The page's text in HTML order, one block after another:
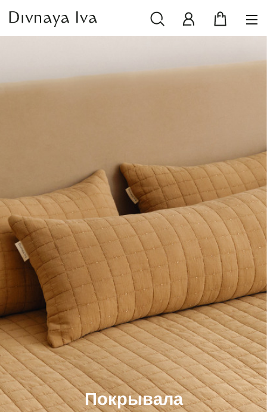
Покрывала
СМОТРЕТЬ ВСЕ
ДЕКОР ДЛЯ ДОМА
МЕБЕЛЬ
КОЛЛЕКЦИИ ПОСТЕЛЬНОГО БЕЛЬЯ
КОЛЛЕКЦИЯ ИЗ МАССИВА ДУБА
СПЕЦИАЛЬНЫЕ ПРЕДЛОЖЕНИЯ
ИДЕИ ДЛЯ ПОДАРКОВ
ПОДАРОЧНАЯ КАРТА
О НАС
Каталог
ПОКУПАТЕЛЯМ
Подарочная карта